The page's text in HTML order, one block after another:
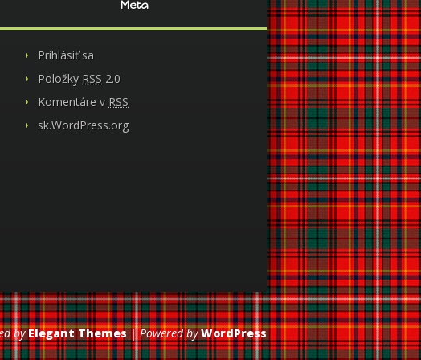
Meta
Prihlásiť sa
Položky RSS 2.0
Komentáre v RSS
sk.WordPress.org
byElegant Themes| Powered byWordPress